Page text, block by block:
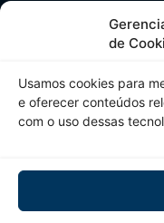
de
Usamos cookies para
e oferecer conteúdos
com o uso dessas